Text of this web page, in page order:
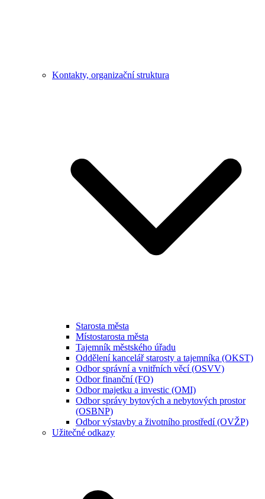
Kontakty, organizační struktura
Starosta města
Místostarosta města
Tajemník městského úřadu
Oddělení kancelář starosty a tajemníka (OKST)
Odbor správní a vnitřních věcí (OSVV)
Odbor finanční (FO)
Odbor majetku a investic (OMI)
Odbor správy bytových a nebytových prostor
(OSBNP)
Odbor výstavby a životního prostředí (OVŽP)
Užitečné odkazy